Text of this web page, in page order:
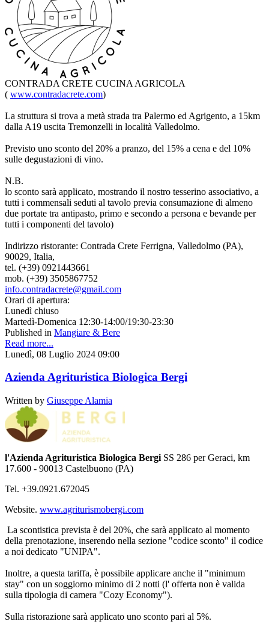
CONTRADA CRETE CUCINA AGRICOLA
( www.contradacrete.com)
La struttura si trova a metà strada tra Palermo ed Agrigento, a 15km
dalla A19 uscita Tremonzelli in località Valledolmo.
Previsto uno sconto del 20% a pranzo, del 15% a cena e del 10%
sulle degustazioni di vino.
N.B.
lo sconto sarà applicato, mostrando il nostro tesserino associativo, a
tutti i commensali seduti al tavolo previa consumazione di almeno
due portate tra antipasto, primo e secondo a persona e bevande per
tutti i componenti del tavolo)
Indirizzo ristorante: Contrada Crete Ferrigna, Valledolmo (PA),
90029, Italia,
tel. (+39) 0921443661
mob. (+39) 3505867752
info.contradacrete@gmail.com
Orari di apertura:
Lunedì chiuso
Martedì-Domenica 12:30-14:00/19:30-23:30
Published in Mangiare & Bere
Read more...
Lunedì, 08 Luglio 2024 09:00
Azienda Agrituristica Biologica Bergi
Written by Giuseppe Alamia
l'Azienda Agrituristica Biologica Bergi SS 286 per Geraci, km
17.600 - 90013 Castelbuono (PA)
Tel. +39.0921.672045
Website. www.agriturismobergi.com
La scontistica prevista è del 20%, che sarà applicato al momento
della prenotazione, inserendo nella sezione "codice sconto" il codice
a noi dedicato "UNIPA".
Inoltre, a questa tariffa, è possibile applicare anche il "minimum
stay" con un soggiorno minimo di 2 notti (l' offerta non è valida
sulla tipologia di camera "Cozy Economy").
Sulla ristorazione sarà applicato uno sconto pari al 5%.